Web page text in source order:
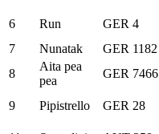
6 Run GER 4
7
Nunatak GER 1182
8
Aita pea
pea
GER 7466
9 Pipistrello GER 28